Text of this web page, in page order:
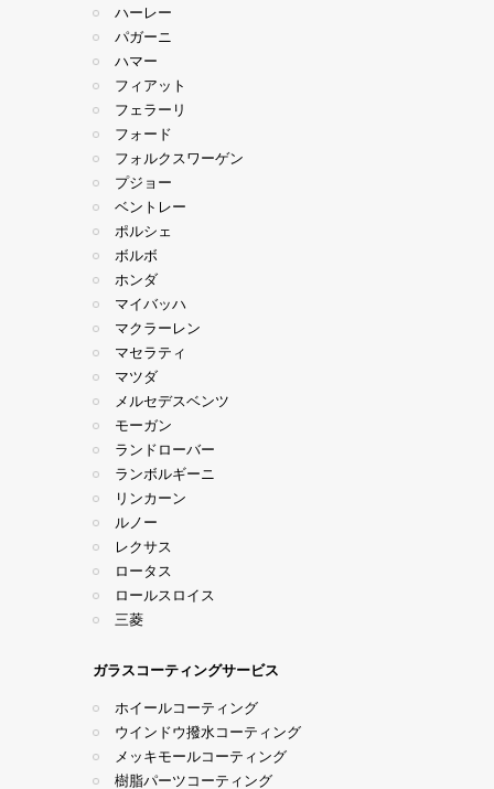
ハーレー
パガーニ
ハマー
フィアット
フェラーリ
フォード
フォルクスワーゲン
プジョー
ベントレー
ポルシェ
ボルボ
ホンダ
マイバッハ
マクラーレン
マセラティ
マツダ
メルセデスベンツ
モーガン
ランドローバー
ランボルギーニ
リンカーン
ルノー
レクサス
ロータス
ロールスロイス
三菱
ガラスコーティングサービス
ホイールコーティング
ウインドウ撥水コーティング
メッキモールコーティング
樹脂パーツコーティング